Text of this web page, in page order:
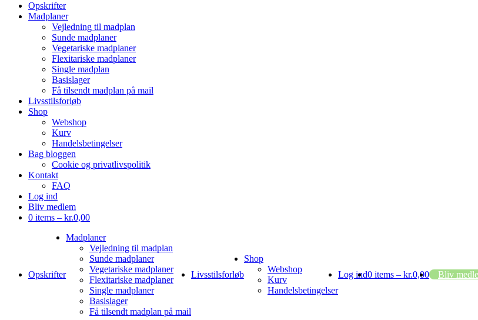
Opskrifter
Madplaner
Vejledning til madplan
Sunde madplaner
Vegetariske madplaner
Flexitariske madplaner
Single madplan
Basislager
Få tilsendt madplan på mail
Livsstilsforløb
Shop
Webshop
Kurv
Handelsbetingelser
Bag bloggen
Cookie og privatlivspolitik
Kontakt
FAQ
Log ind
Bliv medlem
0 items – kr.0,00
Opskrifter
Madplaner
Vejledning til madplan
Sunde madplaner
Vegetariske madplaner
Flexitariske madplaner
Single madplaner
Basislager
Få tilsendt madplan på mail
Livsstilsforløb
Shop
Webshop
Kurv
Handelsbetingelser
Log ind Bliv
0 items – kr.0,00